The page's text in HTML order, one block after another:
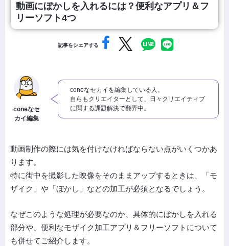
動画にぼかしを入れるには？便利なアプリ＆フ
リーソフト4つ
記事をシェアする
coneなセ
カイ編集
coneなセカイを編集している人。
自らもクリエイターとして、日々クリエイティブ
に関する課題解決で翻弄中。
動画制作の際には気を付けなければならない点がいくつかあ
ります。
特に街中を撮影した映像をそのままアップするときは、「モ
ザイク」や「ぼかし」などの加工が必須となるでしょう。
なぜこのような処理が必要なのか、具体的にぼかしを入れる
部分や、便利なモザイク加工アプリ＆フリーソフトについて
も併せてご紹介します。